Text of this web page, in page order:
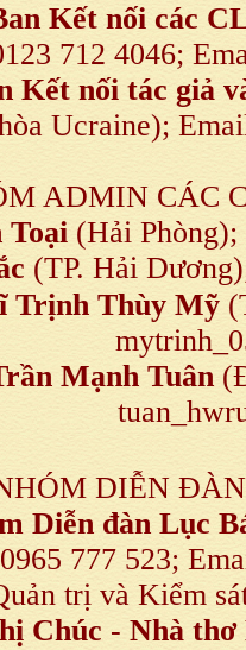
Kết nối các
712 4046;
Kết nối tác giả
Ucraine);
ADMIN CÁC
Toại (Hải
(TP. Hải
Trịnh Thùy Mỹ
Mạnh Tuân
DIỄN
Diễn đàn Lục
777 523;
trị và Kiểm
Chúc - Nhà thơ